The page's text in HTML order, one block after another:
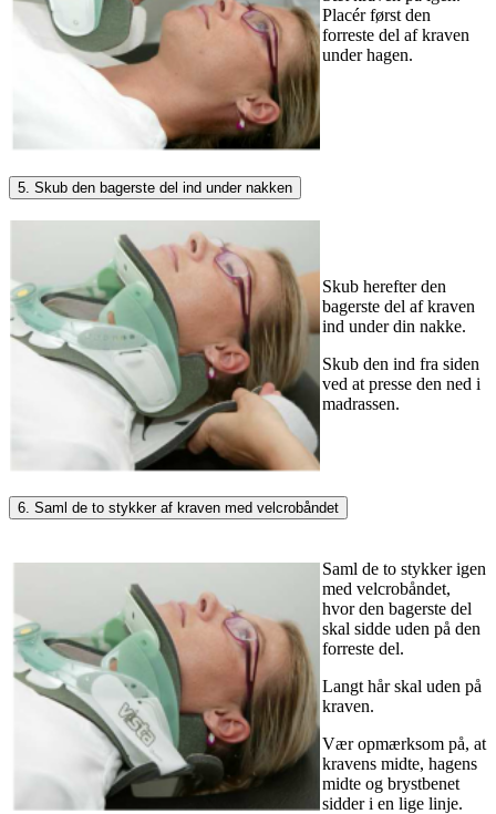
Placér først den
forreste del af kraven
under hagen.
5. Skub den bagerste del ind under nakken
Skub herefter den
bagerste del af kraven
ind under din nakke.
Skub den ind fra siden
ved at presse den ned i
madrassen.
6. Saml de to stykker af kraven med velcrobåndet
Saml de to stykker igen
med velcrobåndet,
hvor den bagerste del
skal sidde uden på den
forreste del.
Langt hår skal uden på
kraven.
Vær opmærksom på, at
kravens midte, hagens
midte og brystbenet
sidder i en lige linje.